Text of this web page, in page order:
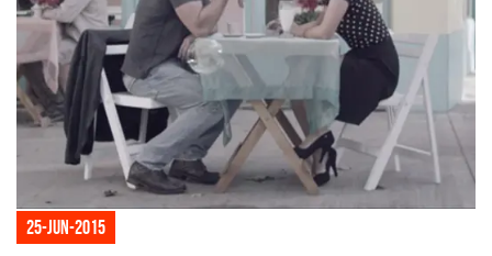
25-jun-2015